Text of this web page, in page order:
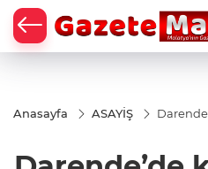
Anasayfa ASAYİŞ